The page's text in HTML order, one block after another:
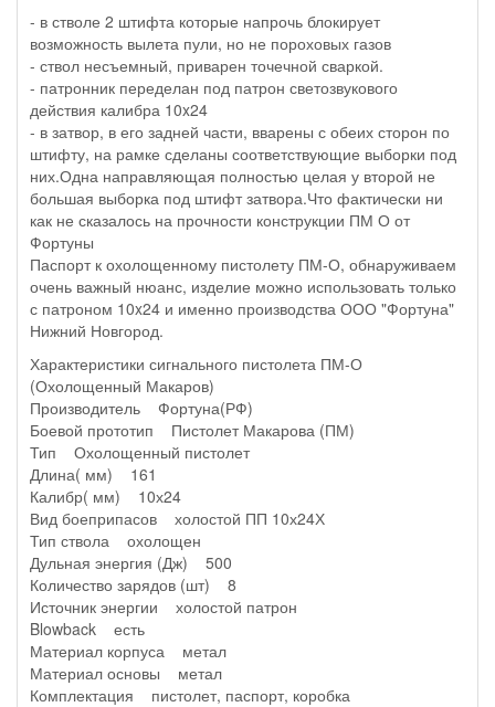
- в стволе 2 штифта которые напрочь блокирует
возможность вылета пули, но не пороховых газов
- ствол несъемный, приварен точечной сваркой.
- патронник переделан под патрон светозвукового
действия калибра 10x24
- в затвор, в его задней части, вварены с обеих сторон по
штифту, на рамке сделаны соответствующие выборки под
них.Одна направляющая полностью целая у второй не
большая выборка под штифт затвора.Что фактически ни
как не сказалось на прочности конструкции ПМ О от
Фортуны
Паспорт к охолощенному пистолету ПМ-О, обнаруживаем
очень важный нюанс, изделие можно использовать только
с патроном 10x24 и именно производства ООО "Фортуна"
Нижний Новгород.
Характеристики сигнального пистолета ПМ-О
(Охолощенный Макаров)
Производитель Фортуна(РФ)
Боевой прототип Пистолет Макарова (ПМ)
Тип Охолощенный пистолет
Длина( мм) 161
Калибр( мм) 10х24
Вид боеприпасов холостой ПП 10х24Х
Тип ствола охолощен
Дульная энергия (Дж) 500
Количество зарядов (шт) 8
Источник энергии холостой патрон
Blowback есть
Материал корпуса метал
Материал основы метал
Комплектация пистолет, паспорт, коробка